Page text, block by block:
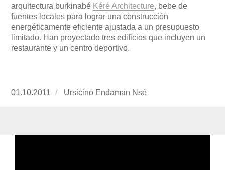
arquitectura burkinabé Kéré Architecture, bebe de
fuentes locales para lograr una construcción
energéticamente eficiente ajustada a un presupuesto
limitado. Han proyectado tres edificios que incluyen un
restaurante y un centro deportivo.
Publicado
01.10.2011
https://www.experimenta.es/author/ursicino-
Ursicino Endaman Nsé